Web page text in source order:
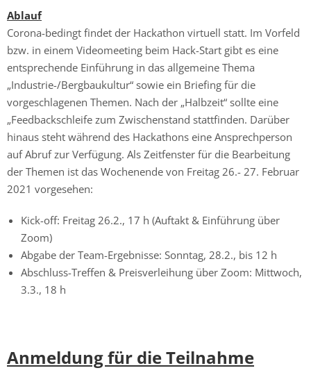
Ablauf
Corona-bedingt findet der Hackathon virtuell statt. Im Vorfeld
bzw. in einem Videomeeting beim Hack-Start gibt es eine
entsprechende Einführung in das allgemeine Thema
„Industrie-/Bergbaukultur“ sowie ein Briefing für die
vorgeschlagenen Themen. Nach der „Halbzeit“ sollte eine
„Feedbackschleife zum Zwischenstand stattfinden. Darüber
hinaus steht während des Hackathons eine Ansprechperson
auf Abruf zur Verfügung. Als Zeitfenster für die Bearbeitung
der Themen ist das Wochenende von Freitag 26.- 27. Februar
2021 vorgesehen:
Kick-off: Freitag 26.2., 17 h (Auftakt & Einführung über
Zoom)
Abgabe der Team-Ergebnisse: Sonntag, 28.2., bis 12 h
Abschluss-Treffen & Preisverleihung über Zoom: Mittwoch,
3.3., 18 h
Anmeldung für die Teilnahme